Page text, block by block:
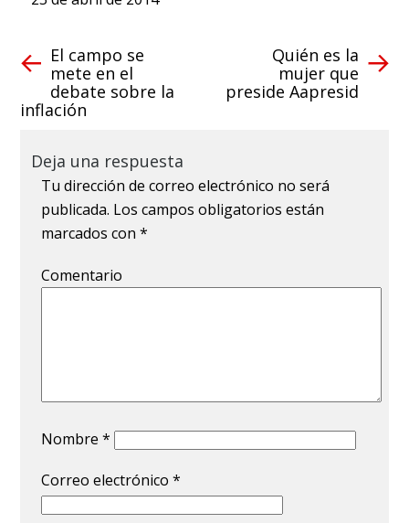
El campo se
mete en el
debate sobre la
inflación
Quién es la
mujer que
preside Aapresid
Deja una respuesta
Tu dirección de correo electrónico no será
publicada. Los campos obligatorios están
marcados con*
Comentario
Nombre*
Correo electrónico*